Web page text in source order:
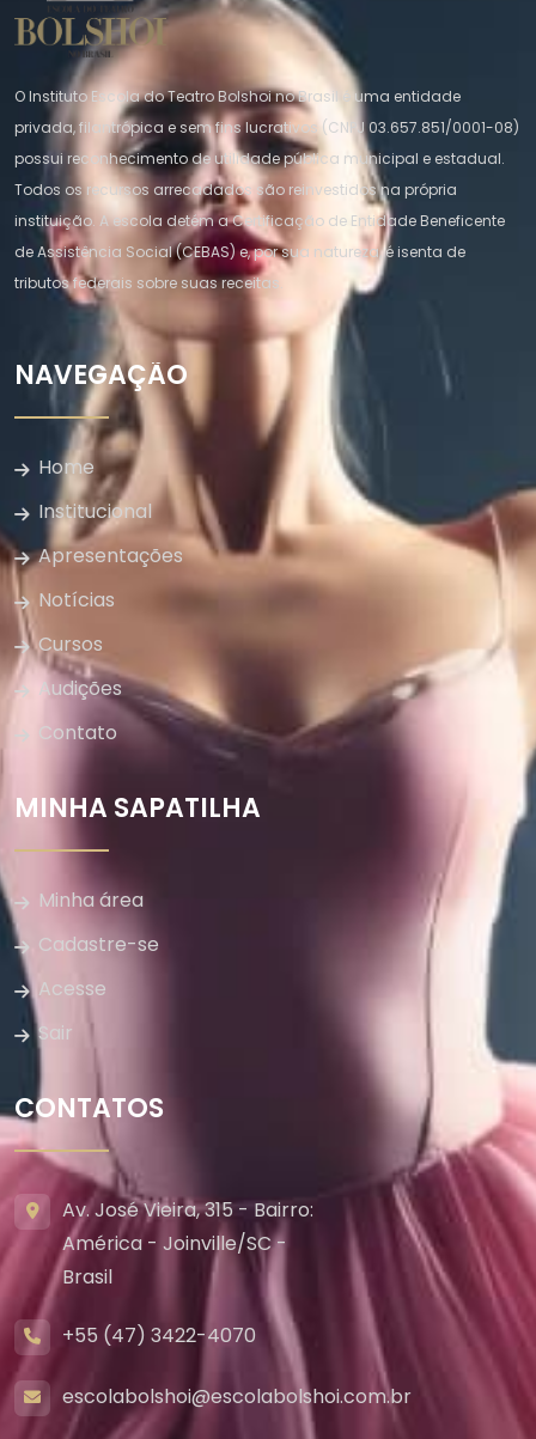
O Instituto Escola do Teatro Bolshoi no Brasil é uma entidade
privada, filantrópica e sem fins lucrativos (CNPJ 03.657.851/0001-08)
possui reconhecimento de utilidade pública municipal e estadual.
Todos os recursos arrecadados são reinvestidos na própria
instituição. A escola detém a Certificação de Entidade Beneficente
de Assistência Social (CEBAS) e, por sua natureza, é isenta de
tributos federais sobre suas receitas.
NAVEGAÇÃO
Home
Institucional
Apresentações
Notícias
Cursos
Audições
Contato
MINHA SAPATILHA
Minha área
Cadastre-se
Acesse
Sair
CONTATOS
Av. José Vieira, 315 - Bairro:
América - Joinville/SC -
Brasil
+55 (47) 3422-4070
escolabolshoi@escolabolshoi.com.br